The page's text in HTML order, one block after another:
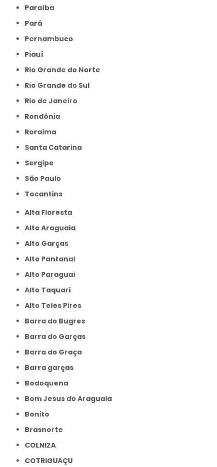
Paraíba
Pará
Pernambuco
Piauí
Rio Grande do Norte
Rio Grande do Sul
Rio de Janeiro
Rondônia
Roraima
Santa Catarina
Sergipe
São Paulo
Tocantins
Alta Floresta
Alto Araguaia
Alto Garças
Alto Pantanal
Alto Paraguai
Alto Taquari
Alto Teles Pires
Barra do Bugres
Barra do Garças
Barra do Graça
Barra garças
Bodoquena
Bom Jesus do Araguaia
Bonito
Brasnorte
COLNIZA
COTRIGUAÇU